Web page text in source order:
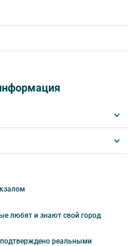
дополнительно).
любят и знают свой город
подтверждено реальными